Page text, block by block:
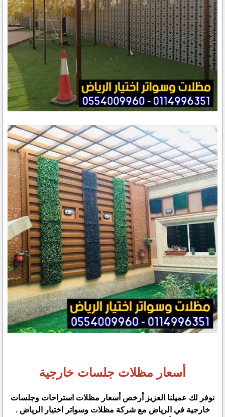
أسعار مظلات جلسات خارجية
نوفر لك عميلنا العزيز أرخص أسعار مظلات استراحات وجلسات
خارجية في الرياض مع شركة مظلات وسواتر اختيار الرياض .